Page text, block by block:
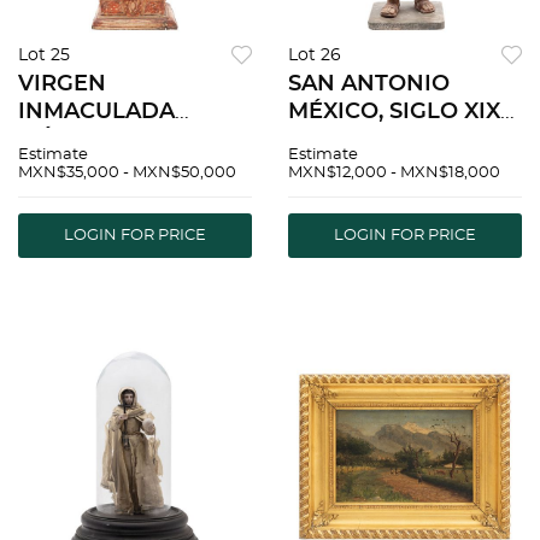
Lot 25
VIRGEN
INMACULADA
DEL SIGLO XVIII
dorada, estofada y
policromada. 70 cm
Estimate
MXN$35,000 - MXN$50,000
LOGIN FOR PRICE
Lot 26
SAN ANTONIO
MÉXICO, SIGLO XIX
policromada
conservación.
Faltantes 45 cm de
Estimate
MXN$12,000 - MXN$18,000
LOGIN FOR PRICE